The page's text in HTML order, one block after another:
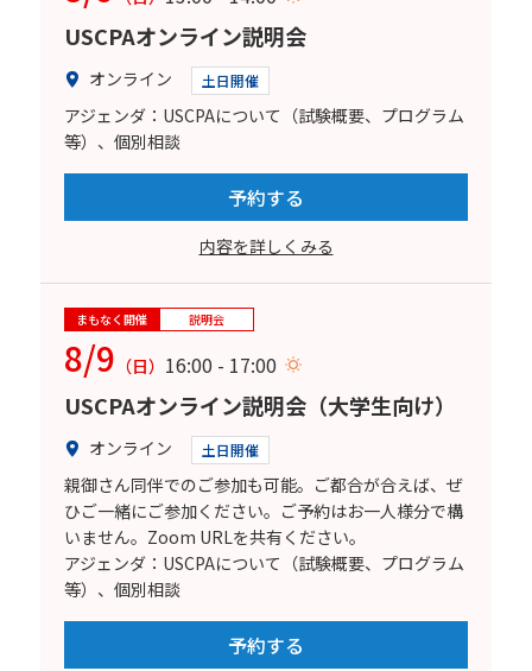
USCPAオンライン説明会
オンライン 土日開催
アジェンダ：USCPAについて（試験概要、プログラム
等）、個別相談
予約する
内容を詳しくみる
まもなく開催 説明会
8/9 （日） 16:00 - 17:00
USCPAオンライン説明会（大学生向け）
オンライン 土日開催
親御さん同伴でのご参加も可能。ご都合が合えば、ぜ
ひご一緒にご参加ください。ご予約はお一人様分で構
いません。Zoom URLを共有ください。
アジェンダ：USCPAについて（試験概要、プログラム
等）、個別相談
予約する